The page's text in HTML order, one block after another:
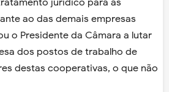
jurídico para as
ao das demais empresas
o Presidente da Câmara a lutar
dos postos de trabalho de
destas cooperativas, o que não